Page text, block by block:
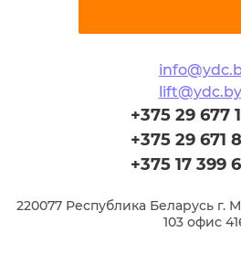
lift@ydc.by
+375 29 677
+375 29 671
+375 17 399
220077 Республика Беларусь г.
103 офис